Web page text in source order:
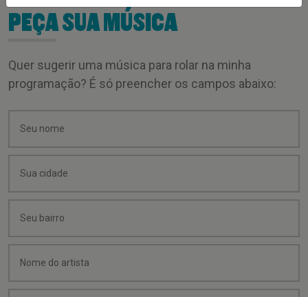
PEÇA SUA MÚSICA
Quer sugerir uma música para rolar na minha
programação? É só preencher os campos abaixo: